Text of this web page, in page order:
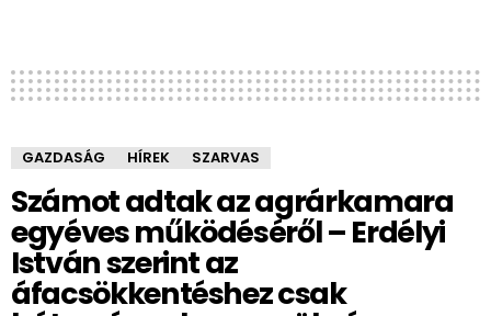
GAZDASÁG HÍREK SZARVAS
Számot adtak az agrárkamara
egyéves működéséről – Erdélyi
István szerint az
áfacsökkentéshez csak